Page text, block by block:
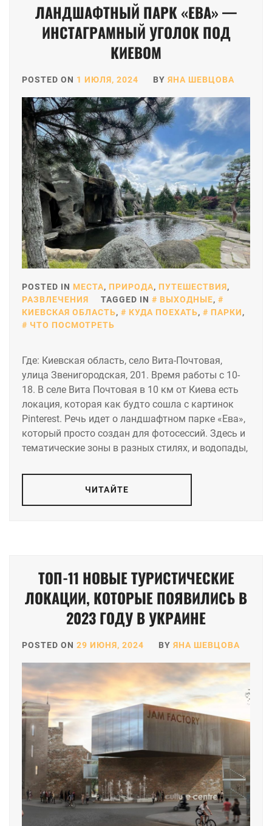
ЛАНДШАФТНЫЙ ПАРК «ЕВА» —
ИНСТАГРАМНЫЙ УГОЛОК ПОД
КИЕВОМ
POSTED ON 1 ИЮЛЯ, 2024 BY ЯНА ШЕВЦОВА
POSTED IN МЕСТА, ПРИРОДА, ПУТЕШЕСТВИЯ,
РАЗВЛЕЧЕНИЯ
TAGGED IN ВЫХОДНЫЕ,
КИЕВСКАЯ ОБЛАСТЬ, КУДА ПОЕХАТЬ, ПАРКИ,
ЧТО ПОСМОТРЕТЬ
Где: Киевская область, село Вита-Почтовая,
улица Звенигородская, 201. Время работы с 10-
18. В селе Вита Почтовая в 10 км от Киева есть
локация, которая как будто сошла с картинок
Pinterest. Речь идет о ландшафтном парке «Ева»,
который просто создан для фотосессий. Здесь и
тематические зоны в разных стилях, и водопады,
ЧИТАЙТЕ
ТОП-11 НОВЫЕ ТУРИСТИЧЕСКИЕ
ЛОКАЦИИ, КОТОРЫЕ ПОЯВИЛИСЬ В
2023 ГОДУ В УКРАИНЕ
POSTED ON 29 ИЮНЯ, 2024 BY ЯНА ШЕВЦОВА